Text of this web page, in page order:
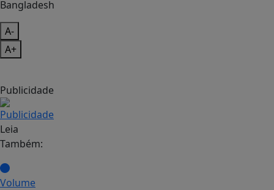
A-
A+
Publicidade
Leia
Também:
Volume